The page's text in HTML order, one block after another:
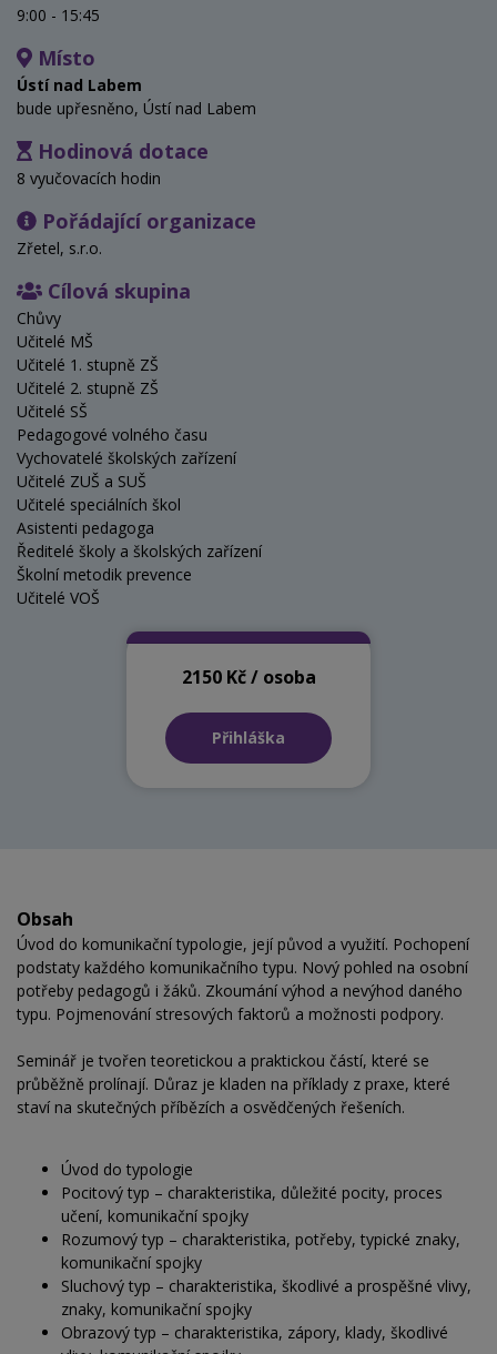
9:00 - 15:45
Místo
Ústí nad Labem
bude upřesněno, Ústí nad Labem
Hodinová dotace
8 vyučovacích hodin
Pořádající organizace
Zřetel, s.r.o.
Cílová skupina
Chůvy
Učitelé MŠ
Učitelé 1. stupně ZŠ
Učitelé 2. stupně ZŠ
Učitelé SŠ
Pedagogové volného času
Vychovatelé školských zařízení
Učitelé ZUŠ a SUŠ
Učitelé speciálních škol
Asistenti pedagoga
Ředitelé školy a školských zařízení
Školní metodik prevence
Učitelé VOŠ
2150 Kč / osoba
Přihláška
Obsah
Úvod do komunikační typologie, její původ a využití. Pochopení
podstaty každého komunikačního typu. Nový pohled na osobní
potřeby pedagogů i žáků. Zkoumání výhod a nevýhod daného
typu. Pojmenování stresových faktorů a možnosti podpory.
Seminář je tvořen teoretickou a praktickou částí, které se
průběžně prolínají. Důraz je kladen na příklady z praxe, které
staví na skutečných příbězích a osvědčených řešeních.
Úvod do typologie
Pocitový typ – charakteristika, důležité pocity, proces
učení, komunikační spojky
Rozumový typ – charakteristika, potřeby, typické znaky,
komunikační spojky
Sluchový typ – charakteristika, škodlivé a prospěšné vlivy,
znaky, komunikační spojky
Obrazový typ – charakteristika, zápory, klady, škodlivé